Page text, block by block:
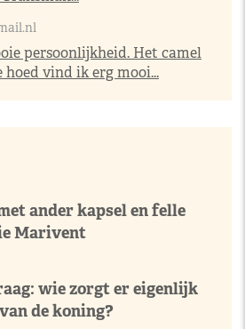
persoonlijkheid. Het camel
vind ik erg mooi...
ander kapsel en felle
Marivent
wie zorgt er eigenlijk
de koning?